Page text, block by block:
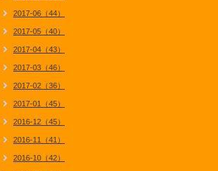
2017-06（44）
2017-05（40）
2017-04（43）
2017-03（46）
2017-02（36）
2017-01（45）
2016-12（45）
2016-11（41）
2016-10（42）